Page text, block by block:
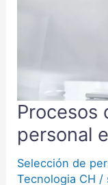
Procesos
personal
Selección de
Tecnologia CH /
Procesos
selección
de
personal